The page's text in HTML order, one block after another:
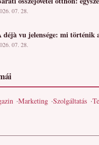
07. 28.
déjà vu jelensége: mi történik
07. 28.
Marketing Szolgáltatás